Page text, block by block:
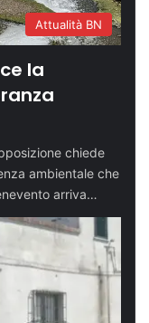
Attualità BN
la
chiede
ambientale che
arriva…